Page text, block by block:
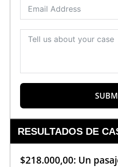
RESULTADOS DE
$218.000,00: Un